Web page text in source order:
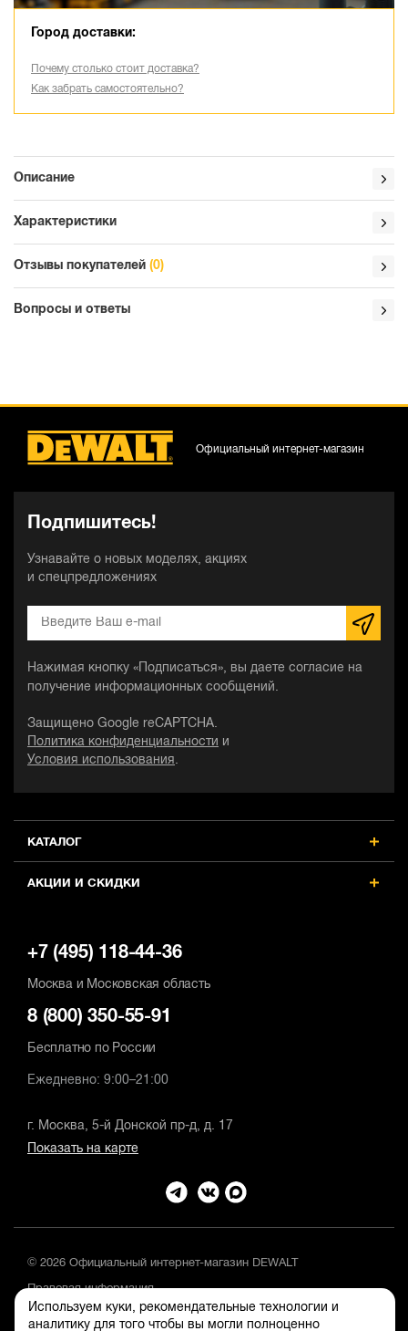
Используем куки, рекомендательные технологии и
аналитику для того чтобы вы могли полноценно
Город доставки:
Почему столько стоит доставка?
Как забрать самостоятельно?
Описание
Характеристики
Отзывы покупателей (0)
Вопросы и ответы
КАТАЛОГ
АКЦИИ И СКИДКИ
Подпишитесь!
Узнавайте о новых моделях, акциях
и спецпредложениях
Нажимая кнопку «Подписаться», вы даете согласие на
получение информационных сообщений.
Защищено Google reCAPTCHA.
Политика конфиденциальности и
Условия использования.
Официальный интернет-магазин
+7 (495) 118-44-36
Москва и Московская область
8 (800) 350-55-91
Бесплатно по России
Ежедневно: 9:00–21:00
г. Москва, 5-й Донской пр-д, д. 17
Показать на карте
© 2026 Официальный интернет-магазин DEWALT
Правовая информация
Положение об обработке и защите персональных данных